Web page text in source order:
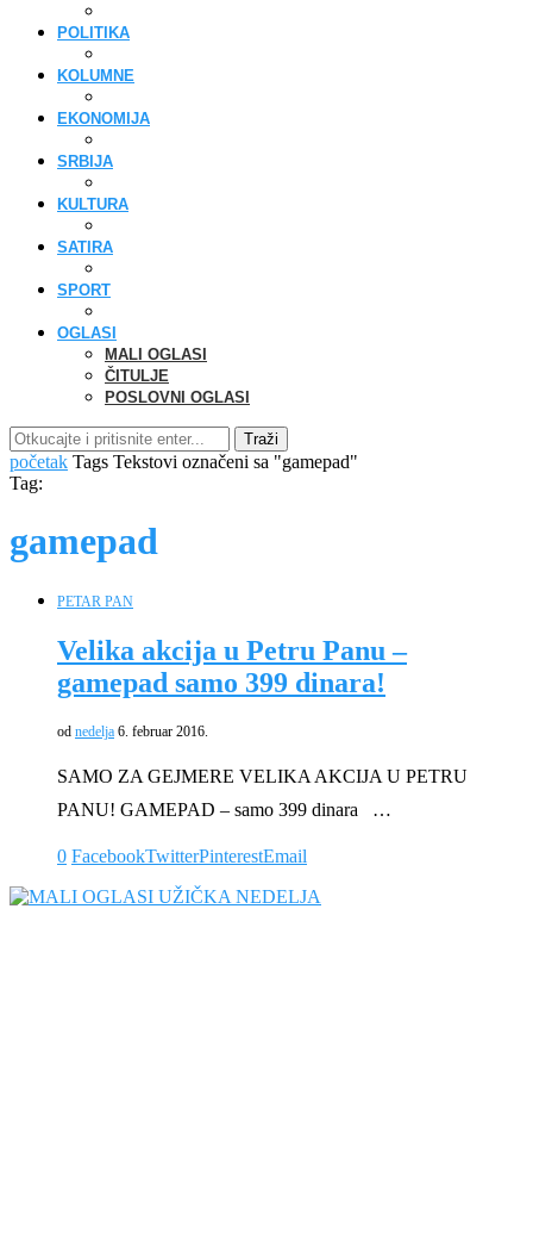
POLITIKA
KOLUMNE
EKONOMIJA
SRBIJA
KULTURA
SATIRA
SPORT
OGLASI
MALI OGLASI
ČITULJE
POSLOVNI OGLASI
Traži
početak Tags Tekstovi označeni sa "gamepad"
Tag:
gamepad
PETAR PAN
Velika akcija u Petru Panu –
gamepad samo 399 dinara!
od nedelja 6. februar 2016.
SAMO ZA GEJMERE VELIKA AKCIJA U PETRU
PANU! GAMEPAD – samo 399 dinara …
0 FacebookTwitterPinterestEmail